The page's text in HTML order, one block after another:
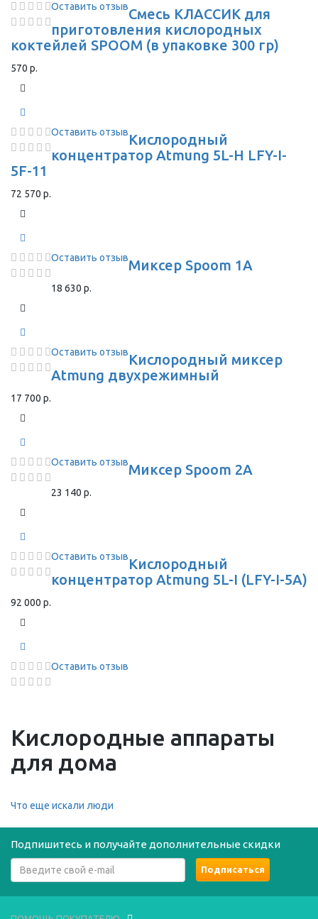
Оставить отзывСмесь КЛАССИК для
приготовления кислородных
коктейлей SPOOM (в упаковке 300 гр)
570 р.
Оставить отзывКислородный
концентратор Atmung 5L-H LFY-I-
5F-11
72 570 р.
Оставить отзывМиксер Spoom 1A
18 630 р.
Оставить отзывКислородный миксер
Atmung двухрежимный
17 700 р.
Оставить отзывМиксер Spoom 2A
23 140 р.
Оставить отзывКислородный
концентратор Atmung 5L-I (LFY-I-5A)
92 000 р.
Оставить отзыв
Кислородные аппараты
для дома
Что еще искали люди
Подпишитесь и получайте дополнительные скидки